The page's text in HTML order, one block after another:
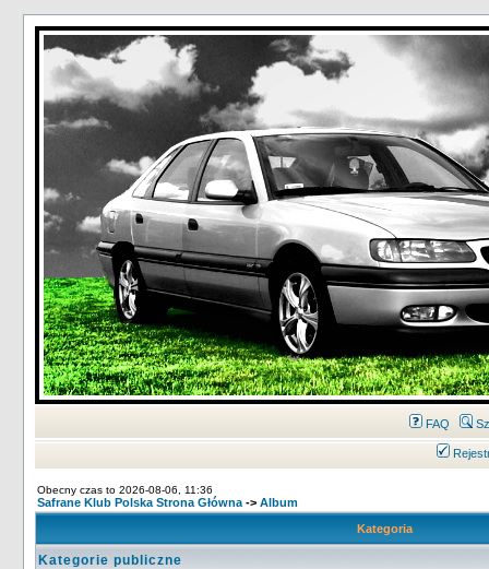
FAQ
Obecny czas to 2026-08-06, 11:36
Safrane Klub Polska Strona Główna -> Album
Kategoria
Kategorie publiczne